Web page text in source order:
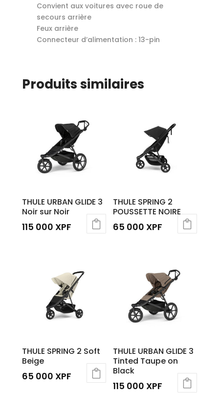
Convient aux voitures avec roue de
secours arrière
Feux arrière
Connecteur d’alimentation : 13-pin
Produits similaires
THULE URBAN GLIDE 3
Noir sur Noir
115 000 XPF
THULE SPRING 2
POUSSETTE NOIRE
65 000 XPF
THULE SPRING 2 Soft
Beige
65 000 XPF
THULE URBAN GLIDE 3
Tinted Taupe on
Black
115 000 XPF